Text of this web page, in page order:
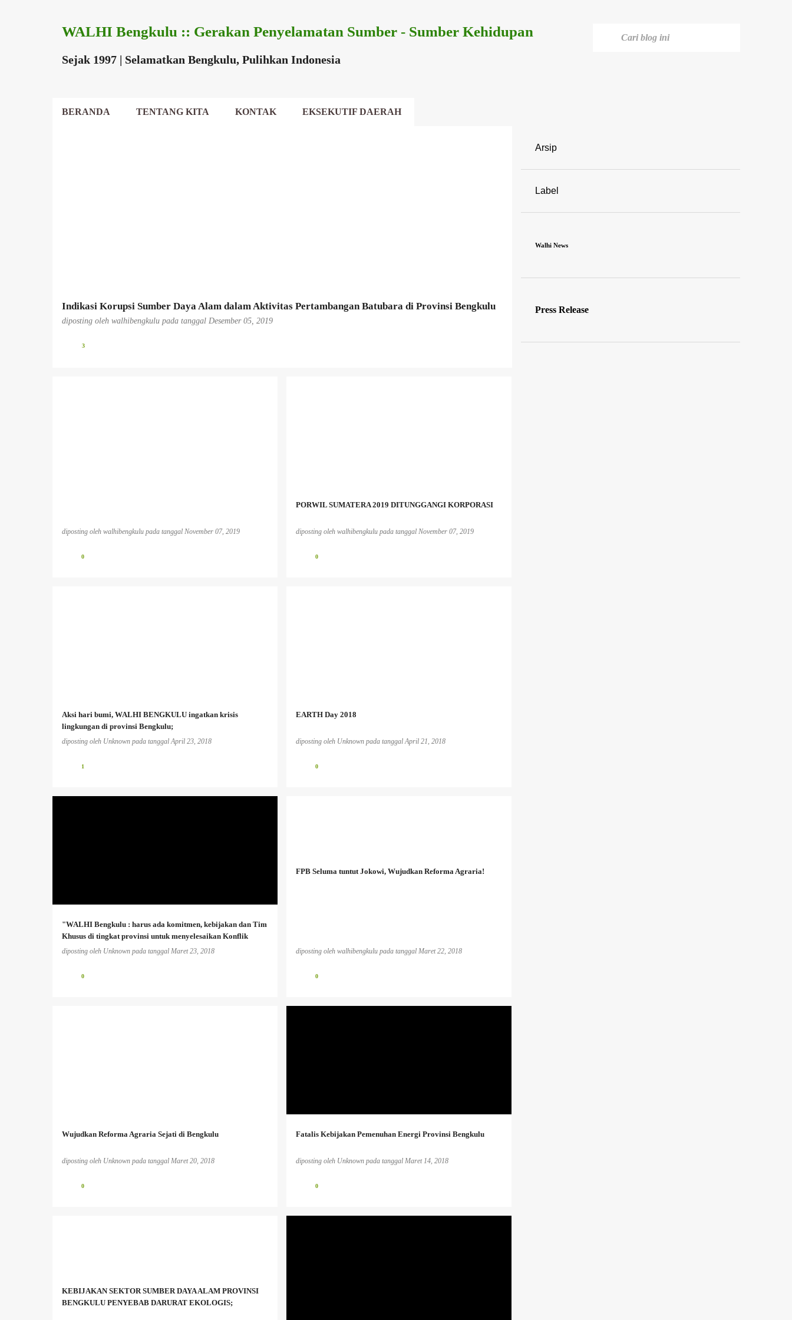
WALHI Bengkulu :: Gerakan Penyelamatan Sumber - Sumber Kehidupan
Sejak 1997 | Selamatkan Bengkulu, Pulihkan Indonesia
BERANDA TENTANG KITA KONTAK EKSEKUTIF DAERAH
Indikasi Korupsi Sumber Daya Alam dalam Aktivitas Pertambangan Batubara di Provinsi Bengkulu
diposting oleh walhibengkulu pada tanggal Desember 05, 2019
3
diposting oleh walhibengkulu pada tanggal November 07, 2019
0
PORWIL SUMATERA 2019 DITUNGGANGI KORPORASI
diposting oleh walhibengkulu pada tanggal November 07, 2019
0
Aksi hari bumi, WALHI BENGKULU ingatkan krisis
lingkungan di provinsi Bengkulu;
diposting oleh Unknown pada tanggalApril 23, 2018
1
EARTH Day 2018
diposting oleh Unknown pada tanggalApril 21, 2018
0
"WALHI Bengkulu : harus ada komitmen, kebijakan dan Tim
Khusus di tingkat provinsi untuk menyelesaikan Konflik
Agraria'
diposting oleh Unknown pada tanggal Maret 23, 2018
0
FPB Seluma tuntut Jokowi, Wujudkan Reforma Agraria!
diposting oleh walhibengkulu pada tanggal Maret 22, 2018
0
Wujudkan Reforma Agraria Sejati di Bengkulu
diposting oleh Unknown pada tanggal Maret 20, 2018
0
Fatalis Kebijakan Pemenuhan Energi Provinsi Bengkulu
diposting oleh Unknown pada tanggal Maret 14, 2018
0
KEBIJAKAN SEKTOR SUMBER DAYA ALAM PROVINSI
BENGKULU PENYEBAB DARURAT EKOLOGIS;
PEREMPUAN DAN LINGKUNGAN HIDUP; PESISIR
Arsip
Label
Walhi News
Press Release